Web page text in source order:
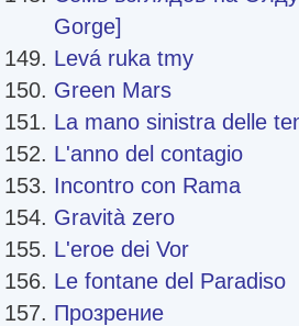
Gorge]
Levá ruka tmy
Green Mars
La mano sinistra delle
L'anno del contagio
Incontro con Rama
Gravità zero
L'eroe dei Vor
Le fontane del Paradiso
Прозрение